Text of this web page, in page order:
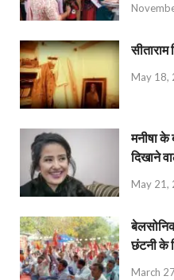
May 18,
मनीषा के
दिखाने
May 21,
छंटनी के
March